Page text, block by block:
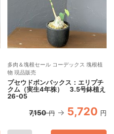
多肉＆塊根セール コーデックス 塊根植
物 現品販売
プセウドボンバックス：エリプチ
クム（実生4年株） 3.5号鉢植え
26-05
7,150 円 5,720 円